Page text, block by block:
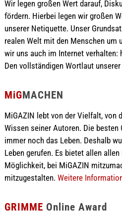
Wir legen großen Wert darauf,
fördern. Hierbei legen wir großen
unserer Netiquette. Unser
realen Welt mit den Menschen um
wir uns auch im Internet
Den vollständigen Wortlaut
MiGMACHEN
MiGAZIN lebt von der Vielfalt, von
Wissen seiner Autoren. Die
immer noch das Leben. Deshalb
Leben gerufen. Es bietet allen
Möglichkeit, bei MiGAZIN
mitzugestalten. Weitere
GRIMME Online Award